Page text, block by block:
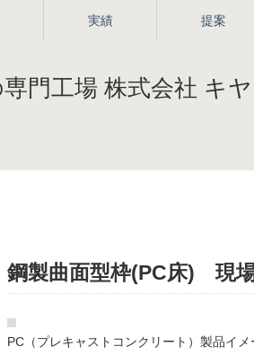
実績 提案
鋼製曲面型枠(PC床) 現
PC（プレキャストコンクリート）製品イメ